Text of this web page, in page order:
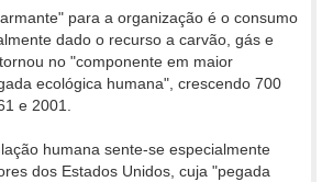
para a organização é o consumo
dado o recurso a carvão, gás e
no "componente em maior
ecológica humana", crescendo 700
e 2001.
humana sente-se especialmente
dos Estados Unidos, cuja "pegada